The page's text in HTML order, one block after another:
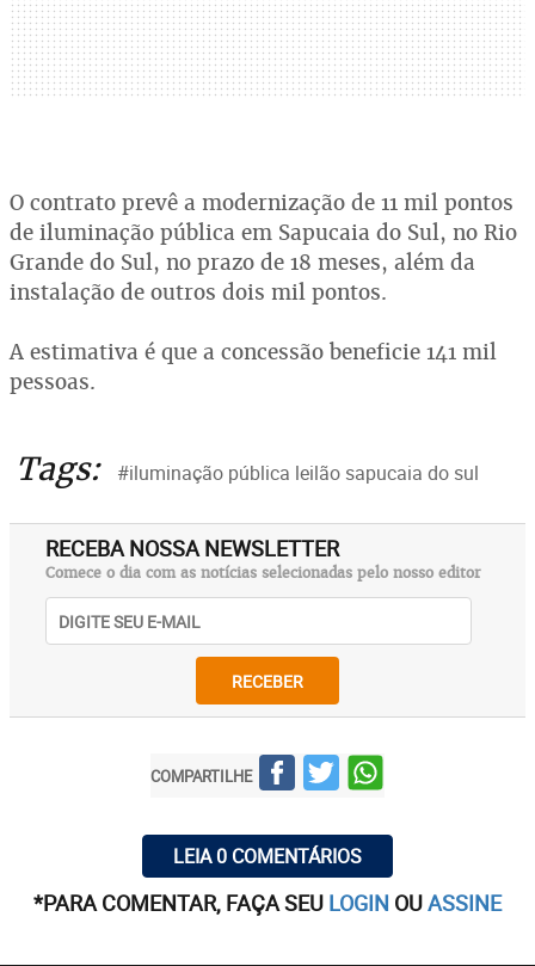
O contrato prevê a modernização de 11 mil pontos
de iluminação pública em Sapucaia do Sul, no Rio
Grande do Sul, no prazo de 18 meses, além da
instalação de outros dois mil pontos.
A estimativa é que a concessão beneficie 141 mil
pessoas.
Tags: #iluminação pública leilão sapucaia do sul
RECEBA NOSSA NEWSLETTER
Comece o dia com as notícias selecionadas pelo nosso editor
RECEBER
COMPARTILHE
LEIA 0 COMENTÁRIOS
*PARA COMENTAR, FAÇA SEU LOGIN OUASSINE